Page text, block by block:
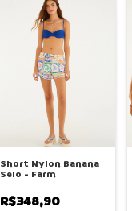
Short Nylon Banana
Selo - Farm
R$348,90